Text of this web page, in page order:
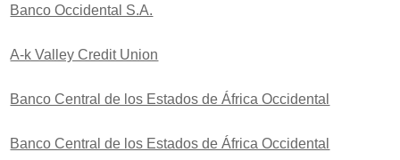
Banco Occidental S.A.
A-k Valley Credit Union
Banco Central de los Estados de África Occidental
Banco Central de los Estados de África Occidental